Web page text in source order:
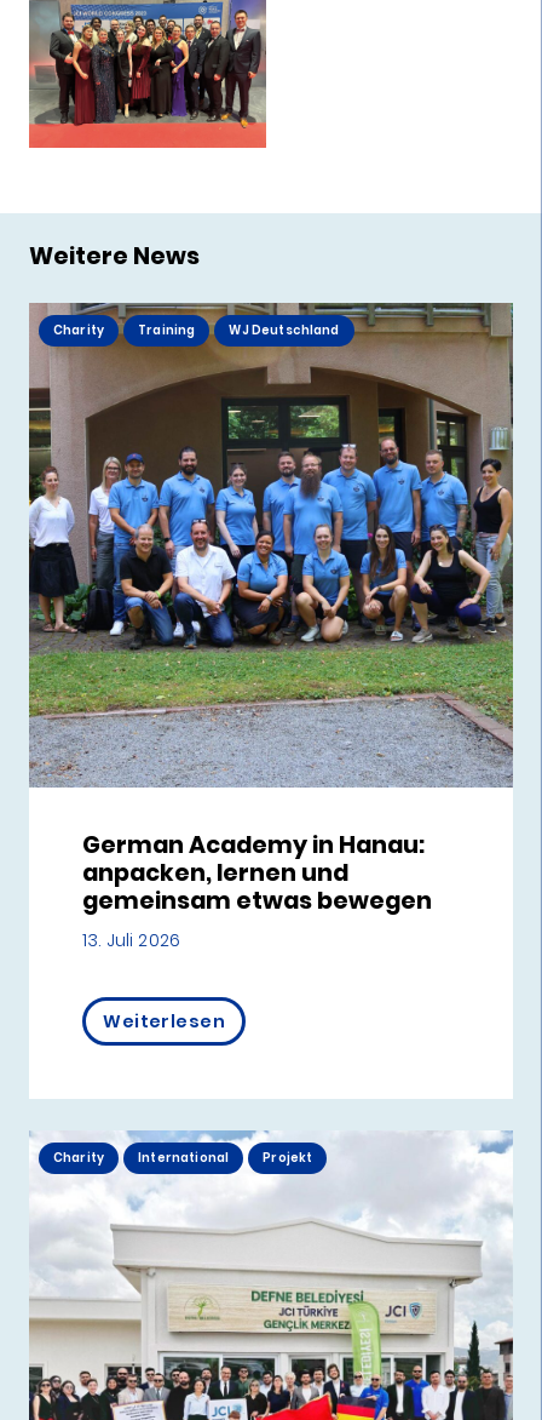
Weitere News
Charity Training WJ Deutschland
German Academy in Hanau:
anpacken, lernen und
gemeinsam etwas bewegen
13. Juli 2026
Weiterlesen
Charity International Projekt